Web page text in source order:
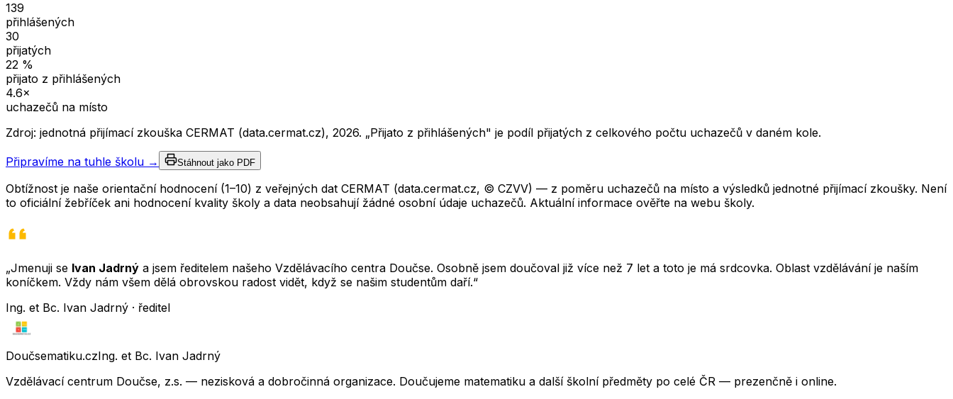
139
přihlášených
30
přijatých
22 %
přijato z přihlášených
4.6×
uchazečů na místo
Zdroj: jednotná přijímací zkouška CERMAT (data.cermat.cz), 2026. „Přijato z přihlášených" je podíl přijatých z celkového počtu uchazečů v daném kole.
Připravíme na tuhle školu → Stáhnout jako PDF
Obtížnost je naše orientační hodnocení (1–10) z veřejných dat CERMAT (data.cermat.cz, © CZVV) — z poměru uchazečů na místo a výsledků jednotné přijímací zkoušky. Není
to oficiální žebříček ani hodnocení kvality školy a data neobsahují žádné osobní údaje uchazečů. Aktuální informace ověřte na webu školy.
„Jmenuji se Ivan Jadrný a jsem ředitelem našeho Vzdělávacího centra Doučse. Osobně jsem doučoval již více než 7 let a toto je má srdcovka. Oblast vzdělávání je naším
koníčkem. Vždy nám všem dělá obrovskou radost vidět, když se našim studentům daří.“
Ing. et Bc. Ivan Jadrný · ředitel
Doučsematiku.czIng. et Bc. Ivan Jadrný
Vzdělávací centrum Doučse, z.s. — nezisková a dobročinná organizace. Doučujeme matematiku a další školní předměty po celé ČR — prezenčně i online.